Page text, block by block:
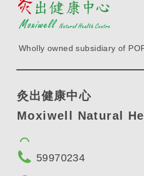
Wholly owned subsidiary of
灸出健康中心
Moxiwell Natural
59970234